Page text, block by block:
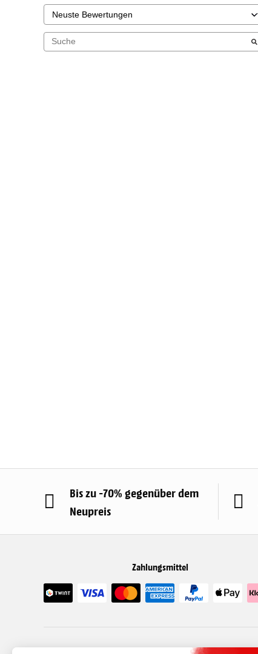
Bis zu -70% gegenüber dem
Neupreis
Zahlungsmittel